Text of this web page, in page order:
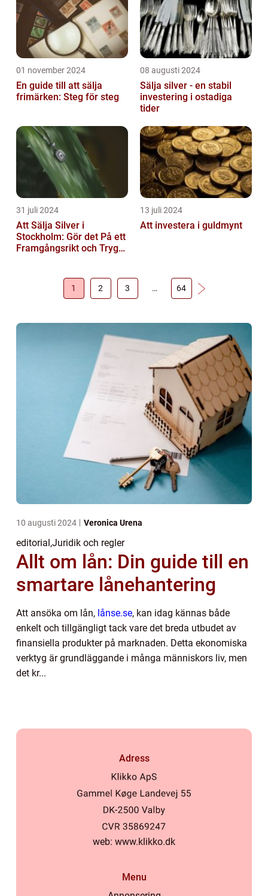
01 november 2024
En guide till att sälja
frimärken: Steg för steg
08 augusti 2024
Sälja silver - en stabil
investering i ostadiga
tider
31 juli 2024
Att Sälja Silver i
Stockholm: Gör det På ett
Framgångsrikt och Tryggt
13 juli 2024
Att investera i guldmynt
1 2 3 … 64
10 augusti 2024 Veronica Urena
editorial,Juridik och regler
Allt om lån: Din guide till en
smartare lånehantering
Att ansöka om lån, lånse.se, kan idag kännas både
enkelt och tillgängligt tack vare det breda utbudet av
finansiella produkter på marknaden. Detta ekonomiska
verktyg är grundläggande i många människors liv, men
det kr...
Adress
web: www.klikko.dk
Menu